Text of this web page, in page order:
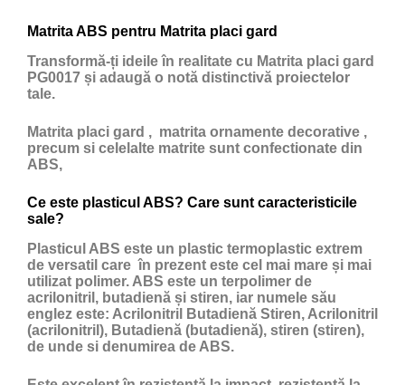
Matrita ABS pentru Matrita placi gard
Transformă-ți ideile în realitate cu Matrita placi gard
PG0017 și adaugă o notă distinctivă proiectelor
tale.
Matrita placi gard , matrita ornamente decorative ,
precum si celelalte matrite sunt confectionate din
ABS,
Ce este plasticul ABS? Care sunt caracteristicile
sale?
Plasticul ABS este un plastic termoplastic extrem
de versatil care în prezent este cel mai mare și mai
utilizat polimer. ABS este un terpolimer de
acrilonitril, butadienă și stiren, iar numele său
englez este: Acrilonitril Butadienă Stiren, Acrilonitril
(acrilonitril), Butadienă (butadienă), stiren (stiren),
de unde si denumirea de ABS.